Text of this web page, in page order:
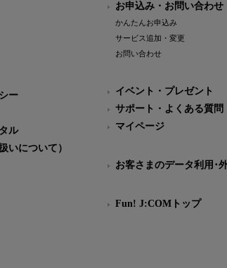
ー
ル
いについて）
お申込み・お問い合わせ
かんたんお申込み
サービス追加・変更
お問い合わせ
イベント・プレゼント
サポート・よくある質問
マイページ
お客さまのデータ利用･
Fun! J:COMトップ